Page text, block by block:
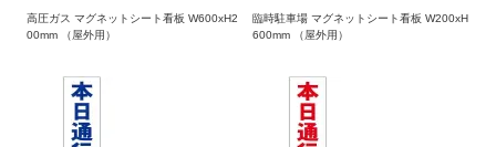
高圧ガス マグネットシート看板 W600xH2
00mm （屋外用）
臨時駐車場 マグネットシート看板 W200xH
600mm （屋外用）